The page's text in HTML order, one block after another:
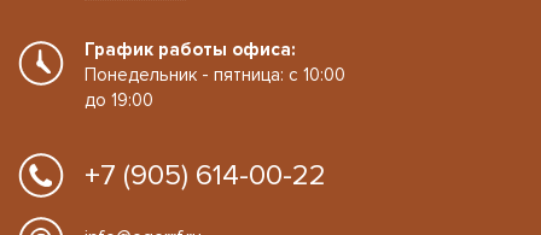
График работы офиса:
Понедельник - пятница: с 10:00
до 19:00
+7 (905) 614-00-22